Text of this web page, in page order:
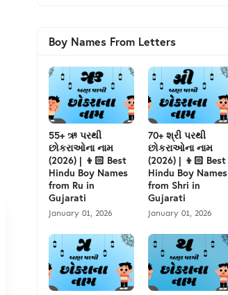
Boy Names From Letters
55+ ઋ પરથી
છોકરાઓના નામ
(2026) | 👦🏻 Best
Hindu Boy Names
from Ru in
Gujarati
January 01, 2026
70+ શ્રી પરથી
છોકરાઓના નામ
(2026) | 👦🏻 Best
Hindu Boy Names
from Shri in
Gujarati
January 01, 2026